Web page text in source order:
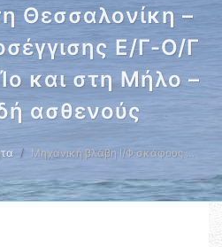
Θεσσαλονίκη –
Ε/Γ-Ο/Γ
και στη Μήλο –
ασθενούς
Μηχανική βλάβη Ι/Φ σκάφους …